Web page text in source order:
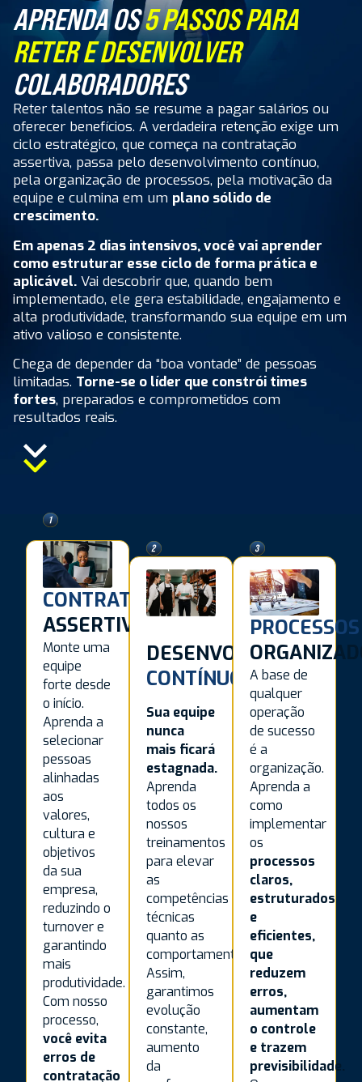
APRENDA OS5 PASSOS PARA
RETER E DESENVOLVER
COLABORADORES
Reter talentos não se resume a pagar salários ou
oferecer benefícios. A verdadeira retenção exige um
ciclo estratégico, que começa na contratação
assertiva, passa pelo desenvolvimento contínuo,
pela organização de processos, pela motivação da
equipe e culmina em um plano sólido de
crescimento.
Em apenas 2 dias intensivos, você vai aprender
como estruturar esse ciclo de forma prática e
aplicável. Vai descobrir que, quando bem
implementado, ele gera estabilidade, engajamento e
alta produtividade, transformando sua equipe em um
ativo valioso e consistente.
Chega de depender da “boa vontade” de pessoas
limitadas. Torne-se o líder que constrói times
fortes, preparados e comprometidos com
resultados reais.
CONTRATAÇÃO
ASSERTIVA​
Monte uma
equipe
forte desde
o início.
Aprenda a
selecionar
pessoas
alinhadas
aos
valores,
cultura e
objetivos
da sua
empresa,
reduzindo o
turnover e
garantindo
mais
produtividade.
Com nosso
processo,
você evita
erros de
contratação
DESENVOLVIMENTO
CONTÍNUO
Sua equipe
nunca
mais ficará
estagnada.
Aprenda
todos os
nossos
treinamentos
para elevar
as
competências
técnicas
quanto as
comportamentais.
Assim,
garantimos
evolução
constante,
aumento
da
PROCESSOS
A base de
qualquer
operação
de sucesso
é a
organização.
Aprenda a
como
implementar
os
processos
claros,
estruturados
e
eficientes,
que
reduzem
erros,
aumentam
o controle
e trazem
previsibilidade.